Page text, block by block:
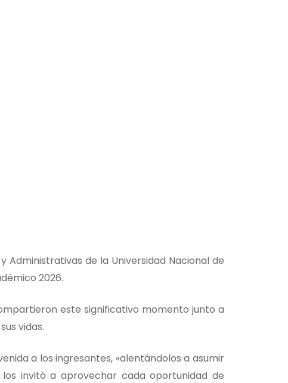
Administrativas de la Universidad Nacional de
2026.
este significativo momento junto a
vidas.
a los ingresantes, «alentándolos a asumir
invitó a aprovechar cada oportunidad de